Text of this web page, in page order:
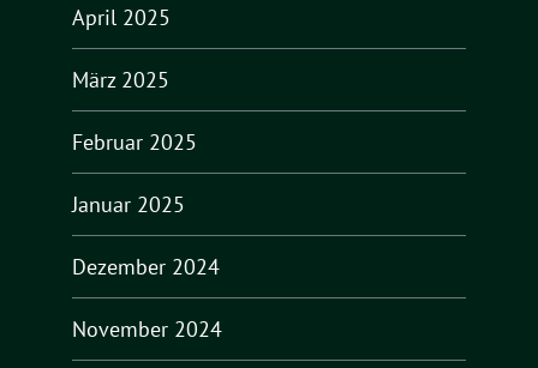
April 2025
März 2025
Februar 2025
Januar 2025
Dezember 2024
November 2024